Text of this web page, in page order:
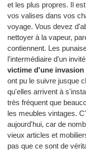
et les plus propres. Il
vos valises dans vos
voyage. Vous devez
nettoyer à la vapeur,
contiennent. Les
l'intermédiaire d'un
victime d'une invasion
ont pu le suivre jusque
qu'elles arrivent à
très fréquent que
les meubles vintages.
aujourd'hui, car de
vieux articles et
pas que ce sont de